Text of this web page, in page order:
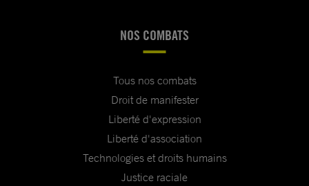
NOS COMBATS
Tous nos combats
Droit de manifester
Liberté d'expression
Liberté d'association
Technologies et droits humains
Justice raciale